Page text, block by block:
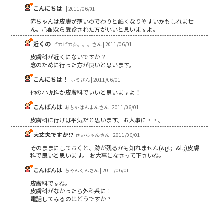
こんにちは | 2011/06/01
赤ちゃんは皮膚が薄いのでわりと酷くなりやすいかもしれませ
ん。心配なら受診された方がいいと思いますよ。
近くの ピカピカ☆。。。さん | 2011/06/01
皮膚科が近くにないですか？
念のために行った方が良いと思います。
こんにちは！
ホミさん | 2011/06/01
他の小児科か皮膚科でいいと思いますよ！
こんばんは あちゃぱんまんさん | 2011/06/01
皮膚科に行けば平気だと思います。お大事に・・。
大丈夫ですか!? さいちゃんさん | 2011/06/01
そのままにしておくと、跡が残るかも知れません(&gt;_&lt;)皮膚
科で良いと思います。 お大事になさって下さいね。
こんばんは ちゃんくんさん | 2011/06/01
皮膚科ですね。
皮膚科がなかったら外科系に！
電話してみるのはどうですか？